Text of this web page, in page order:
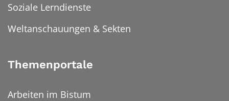
Soziale Lerndienste
Weltanschauungen & Sekten
Themenportale
Arbeiten im Bistum